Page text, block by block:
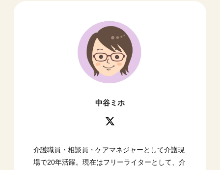
中谷ミホ
介護職員・相談員・ケアマネジャーとして介護現
場で20年活躍。現在はフリーライターとして、介